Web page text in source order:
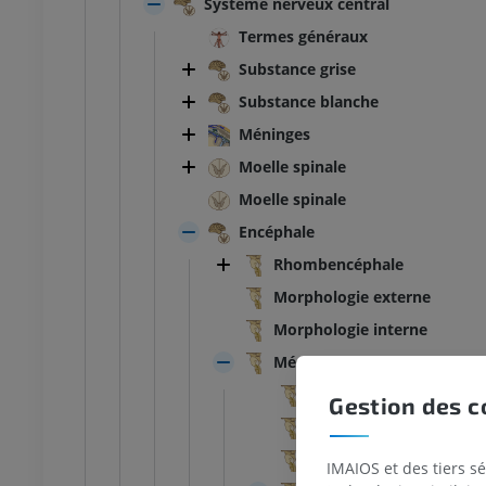
Termes généraux
Substance grise
Substance blanche
Méninges
Moelle spinale
Moelle spinale
Encéphale
Rhombencéphale
Morphologie externe
Morphologie interne
Mésencéphale
Fosse interpédonculaire
Sillon du nerf oculo-
Gestion des
IMAIOS et des tiers